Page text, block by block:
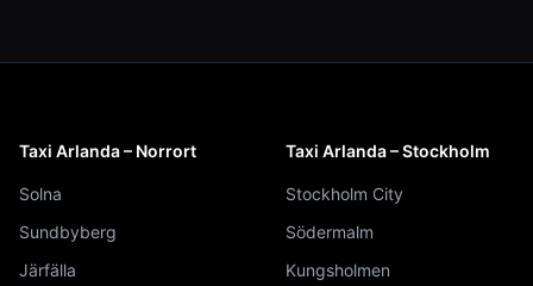
Taxi Arlanda – Norrort
Solna
Sundbyberg
Järfälla
Taxi Arlanda – Stockholm
Stockholm City
Södermalm
Kungsholmen